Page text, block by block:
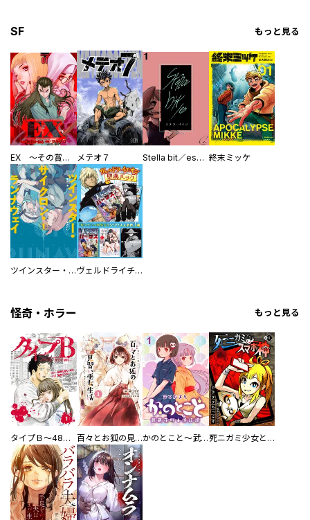
SF もっと見る
EX ～その賞金稼ぎは、世界の出口を探す～【単行本版】 メテオ７ Stella bit／es【単話版】 終末ミッケ
ツインスター・サイクロン・ランナウェイ ヴェルドライチオシ聖典パック 『転スラ』ミニ画集付き シリウス人気作３選
怪奇・ホラー もっと見る
タイプＢ～48時間後、致死率100％～【単話】 百々とお狐の見習い巫女生活【単行本版】 かのとこと～武蔵花町怪話譚～ 【連載版】 死ニガミ少女とスマホ神